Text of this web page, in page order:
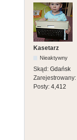
Kasetarz
Nieaktywny
Skąd: Gdańsk
Zarejestrowany:
Posty: 4,412